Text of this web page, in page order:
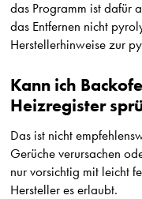
das Programm ist dafür
das Entfernen nicht
Herstellerhinweise zur
Kann ich
Heizregister
Das ist nicht
Gerüche verursachen
nur vorsichtig mit leicht
Hersteller es erlaubt.